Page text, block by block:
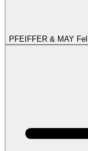
PFEIFFER & MAY